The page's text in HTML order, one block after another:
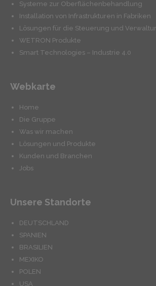
Systeme zur Oberflächenbehandlung
Installation von Infrastrukturen in Fabriken
Lösungen für die Steuerung und
WETRON Produkte
Smart Technologies – Industrie 4.0
Webkarte
Home
Die Gruppe
Was wir machen
Lösungen und Produkte
Kunden und Branchen
Jobs
Unsere Standorte
DEUTSCHLAND
SPANIEN
BRASILIEN
MEXIKO
POLEN
USA